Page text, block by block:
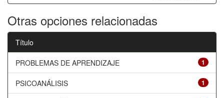
Otras opciones relacionadas
Título
1
PROBLEMAS DE APRENDIZAJE
1
PSICOANÁLISIS